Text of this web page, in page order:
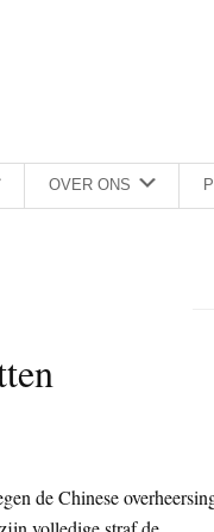
OVER ONS
de Chinese